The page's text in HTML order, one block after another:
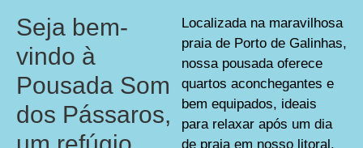
Seja bem-
vindo à
Pousada Som
dos Pássaros,
Localizada na maravilhosa
praia de Porto de Galinhas,
nossa pousada oferece
quartos aconchegantes e
bem equipados, ideais
para relaxar após um dia
de praia em nosso litoral.